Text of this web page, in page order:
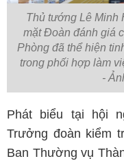
Thủ tướng Lê Minh
mặt Đoàn đánh giá
Phòng đã thể hiện
trong phối hợp làm
-
Phát biểu tại hội
Trưởng đoàn kiểm
Ban Thường vụ